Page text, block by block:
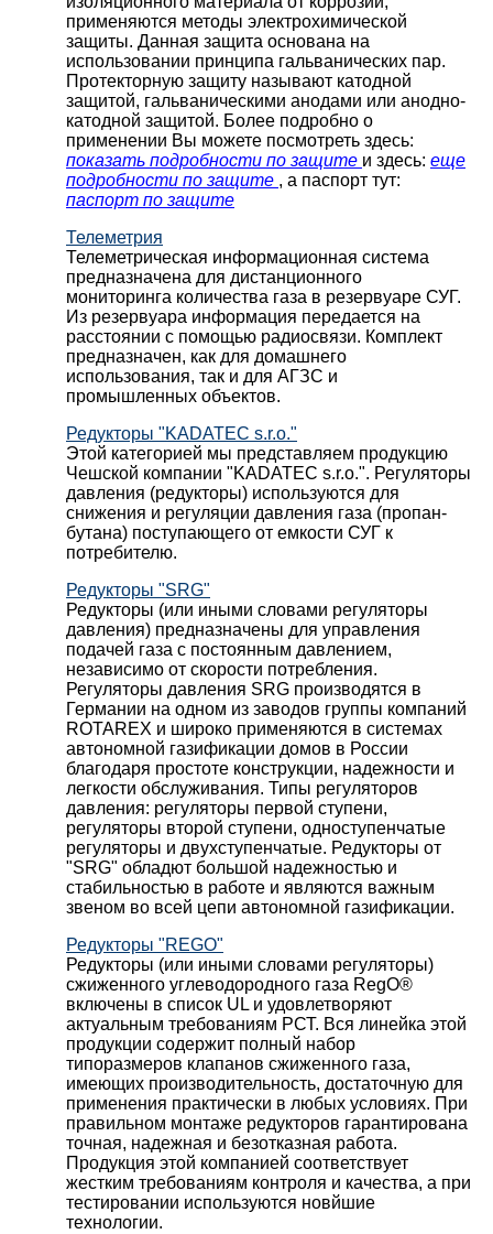
применяются методы электрохимической
защиты. Данная защита основана на
использовании принципа гальванических пар.
Протекторную защиту называют катодной
защитой, гальваническими анодами или анодно-
катодной защитой. Более подробно о
применении Вы можете посмотреть здесь:
показать подробности по защите и здесь: еще
подробности по защите , а паспорт тут:
паспорт по защите
Телеметрия
Телеметрическая информационная система
предназначена для дистанционного
мониторинга количества газа в резервуаре СУГ.
Из резервуара информация передается на
расстоянии с помощью радиосвязи. Комплект
предназначен, как для домашнего
использования, так и для АГЗС и
промышленных объектов.
Редукторы "KADATEC s.r.o."
Этой категорией мы представляем продукцию
Чешской компании "KADATEC s.r.o.". Регуляторы
давления (редукторы) используются для
снижения и регуляции давления газа (пропан-
бутана) поступающего от емкости СУГ к
потребителю.
Редукторы "SRG"
Редукторы (или иными словами регуляторы
давления) предназначены для управления
подачей газа с постоянным давлением,
независимо от скорости потребления.
Регуляторы давления SRG производятся в
Германии на одном из заводов группы компаний
ROTAREX и широко применяются в системах
автономной газификации домов в России
благодаря простоте конструкции, надежности и
легкости обслуживания. Типы регуляторов
давления: регуляторы первой ступени,
регуляторы второй ступени, одноступенчатые
регуляторы и двухступенчатые. Редукторы от
"SRG" обладют большой надежностью и
стабильностью в работе и являются важным
звеном во всей цепи автономной газификации.
Редукторы "REGO"
Редукторы (или иными словами регуляторы)
сжиженного углеводородного газа RegO®
включены в список UL и удовлетворяют
актуальным требованиям РСТ. Вся линейка этой
продукции содержит полный набор
типоразмеров клапанов сжиженного газа,
имеющих производительность, достаточную для
применения практически в любых условиях. При
правильном монтаже редукторов гарантирована
точная, надежная и безотказная работа.
Продукция этой компанией соответствует
жестким требованиям контроля и качества, а при
тестировании используются новйшие
технологии.